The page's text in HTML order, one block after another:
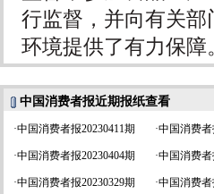
行监督，并向有关
环境提供了有力保障
中国消费者报近期报纸查看
·中国消费者报20230411期 ·中国消费者
·中国消费者报20230404期 ·中国消费者
·中国消费者报20230329期 ·中国消费者